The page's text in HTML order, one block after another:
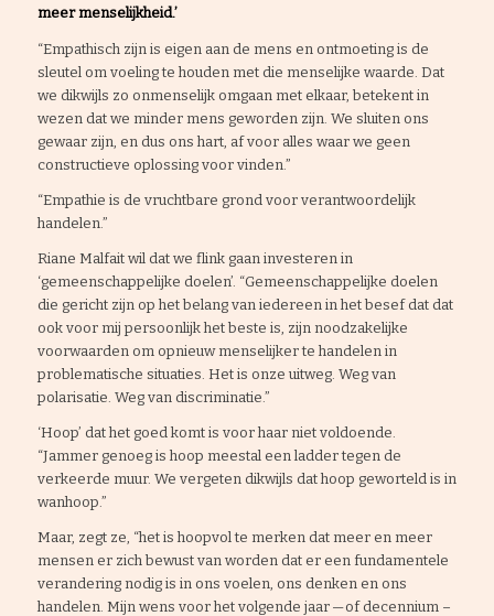
meer menselijkheid.’
“Empathisch zijn is eigen aan de mens en ontmoeting is de
sleutel om voeling te houden met die menselijke waarde. Dat
we dikwijls zo onmenselijk omgaan met elkaar, betekent in
wezen dat we minder mens geworden zijn. We sluiten ons
gewaar zijn, en dus ons hart, af voor alles waar we geen
constructieve oplossing voor vinden.”
“Empathie is de vruchtbare grond voor verantwoordelijk
handelen.”
Riane Malfait wil dat we flink gaan investeren in
‘gemeenschappelijke doelen’. “Gemeenschappelijke doelen
die gericht zijn op het belang van iedereen in het besef dat dat
ook voor mij persoonlijk het beste is, zijn noodzakelijke
voorwaarden om opnieuw menselijker te handelen in
problematische situaties. Het is onze uitweg. Weg van
polarisatie. Weg van discriminatie.”
‘Hoop’ dat het goed komt is voor haar niet voldoende.
“Jammer genoeg is hoop meestal een ladder tegen de
verkeerde muur. We vergeten dikwijls dat hoop geworteld is in
wanhoop.”
Maar, zegt ze, “het is hoopvol te merken dat meer en meer
mensen er zich bewust van worden dat er een fundamentele
verandering nodig is in ons voelen, ons denken en ons
handelen. Mijn wens voor het volgende jaar — of decennium –